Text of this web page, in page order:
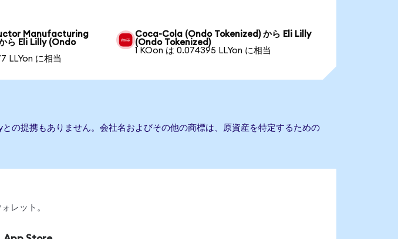
Manufacturing
ら Eli Lilly (Ondo
LLYon に相当
Coca-Cola (Ondo Tokenized) から Eli Lilly
(Ondo Tokenized)
1 KOon は 0.074395 LLYon に相当
の提携もありません。会社名およびその他の商標は、原資産を特定するための
レット。